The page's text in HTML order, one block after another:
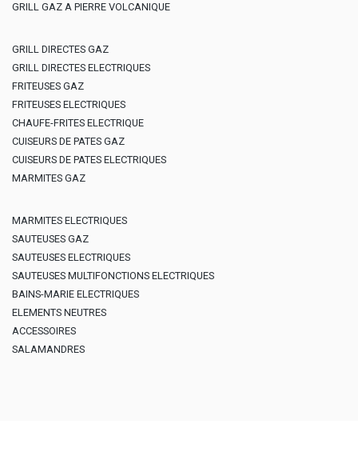
GRILL GAZ A PIERRE VOLCANIQUE
GRILL DIRECTES GAZ
GRILL DIRECTES ELECTRIQUES
FRITEUSES GAZ
FRITEUSES ELECTRIQUES
CHAUFE-FRITES ELECTRIQUE
CUISEURS DE PATES GAZ
CUISEURS DE PATES ELECTRIQUES
MARMITES GAZ
MARMITES ELECTRIQUES
SAUTEUSES GAZ
SAUTEUSES ELECTRIQUES
SAUTEUSES MULTIFONCTIONS ELECTRIQUES
BAINS-MARIE ELECTRIQUES
ELEMENTS NEUTRES
ACCESSOIRES
SALAMANDRES